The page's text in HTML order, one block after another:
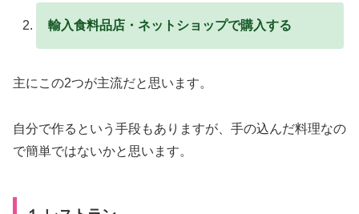
輸入食料品店・ネットショップで購入する
主にこの2つが主流だと思います。
自分で作るという手段もありますが、手の込んだ料理なの
で簡単ではないかと思います。